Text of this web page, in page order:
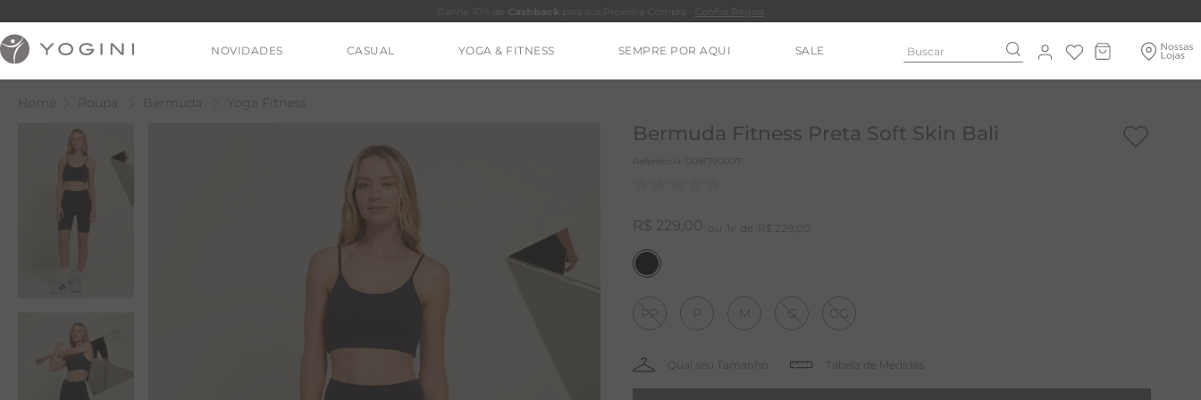
Cashback Confira Regras
NOVIDADES CASUAL YOGA & FITNESS SEMPRE POR AQUI SALE Buscar
Roupa Bermuda Yoga Fitness
Bermuda Fitness Preta Soft Skin Bali
Referência 0081790007
R$ 229,00 229
PP P M G GG
Tabela de Medidas
BLUSAS
BAMBU
MACACÃO
BARRA
ALGODÃO
RENATA